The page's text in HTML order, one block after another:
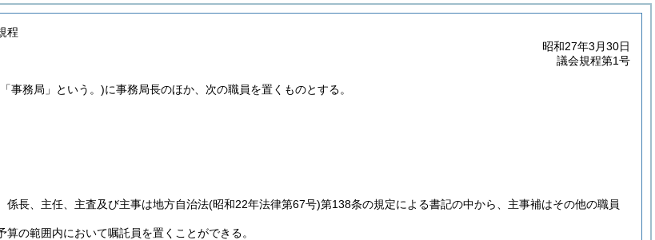
程
昭和27年3月30日
議会規程第1号
事務局」という。)に事務局長のほか、次の職員を置くものとする。
係長、主任、主査及び主事は地方自治法(昭和22年法律第67号)第138条の規定による書記の中から、主事補はその他の職員
の範囲内において嘱託員を置くことができる。